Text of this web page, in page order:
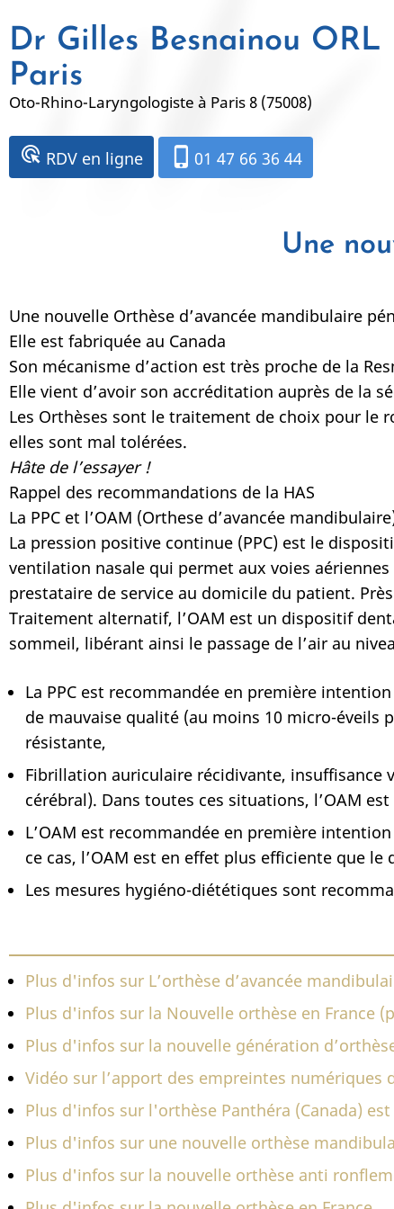
contenu
principal
Dr Gilles Besnainou ORL
Paris
Oto-Rhino-Laryngologiste à Paris 8 (75008)
ads_click RDV en ligne phone_iphone 01 47 66 36 44
Une
Une nouvelle Orthèse d’avancée mandibulaire
Elle est fabriquée au Canada
Son mécanisme d’action est très proche de la
Elle vient d’avoir son accréditation auprès de la
Les Orthèses sont le traitement de choix pour le
elles sont mal tolérées.
Hâte de l’essayer !
Rappel des recommandations de la HAS
La PPC et l’OAM (Orthese d’avancée
La pression positive continue (PPC) est le
ventilation nasale qui permet aux voies
prestataire de service au domicile du patient.
Traitement alternatif, l’OAM est un dispositif
sommeil, libérant ainsi le passage de l’air au
La PPC est recommandée en première
de mauvaise qualité (au moins 10 micro-éveils
résistante,
Fibrillation auriculaire récidivante, insuffisance
cérébral). Dans toutes ces situations, l’OAM
L’OAM est recommandée en première
ce cas, l’OAM est en effet plus efficiente que le
Les mesures hygiéno-diététiques sont
Plus d'infos sur L’orthèse d’avancée
Plus d'infos sur la Nouvelle orthèse en France
Plus d'infos sur la nouvelle génération
Vidéo sur l’apport des empreintes numériques
Plus d'infos sur l'orthèse Panthéra (Canada) est
Plus d'infos sur une nouvelle orthèse
Plus d'infos sur la nouvelle orthèse anti